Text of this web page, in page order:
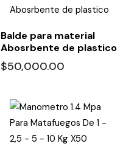
Balde para material
Abosrbente de plastico
$50,000.00